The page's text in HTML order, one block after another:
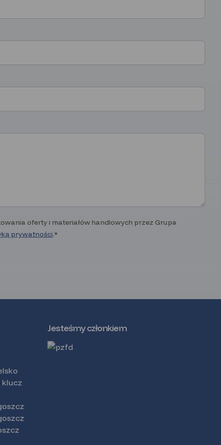
oferty i materiałów handlowych przez Grupa
prywatności.*
klucz
Jesteśmy członkiem